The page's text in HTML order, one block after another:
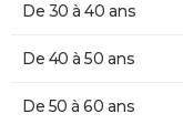
De 30 à 40 ans
De 40 à 50 ans
De 50 à 60 ans